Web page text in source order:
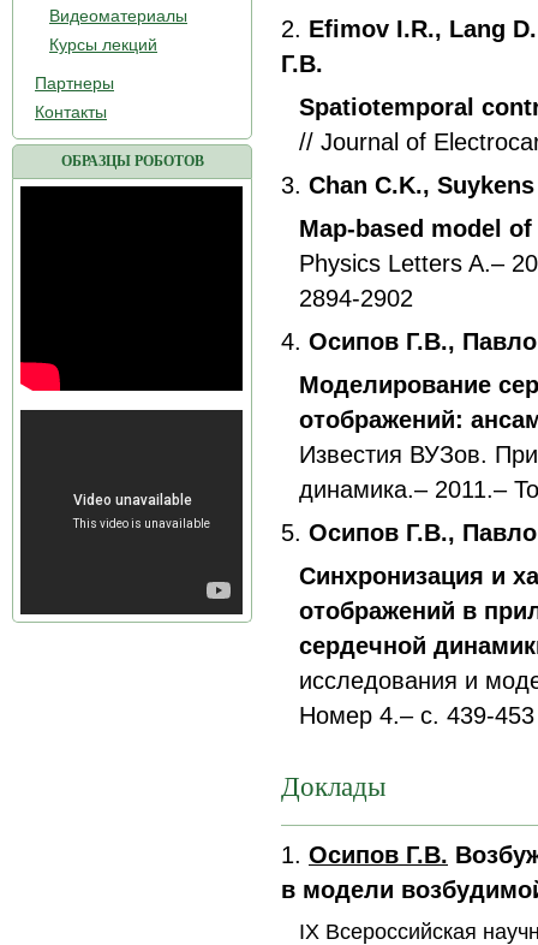
2. Efimov I.R., Lang
Г.В.
Spatiotemporal
// Journal of
3. Chan C.K.,
Map-based model
Physics Letters A.–
2894-2902
4. Осипов Г.В.,
Моделирование
отображений:
Известия ВУЗов.
динамика.– 2011.–
5. Осипов Г.В.,
Синхронизация и
отображений в
сердечной
исследования и
Номер 4.– с. 439-453
Доклады
1. Осипов Г.В.
в модели
IX Всероссийская
Видеоматериалы
Курсы лекций
Партнеры
Контакты
ОБРАЗЦЫ РОБОТОВ